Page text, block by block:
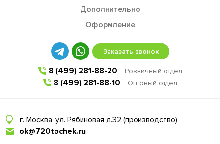
Дополнительно
Оформление
Заказать звонок
8 (499) 281-88-20 Розничный отдел
8 (499) 281-88-10 Оптовый отдел
г. Москва, ул. Рябиновая д.32 (производство)
ok@720tochek.ru